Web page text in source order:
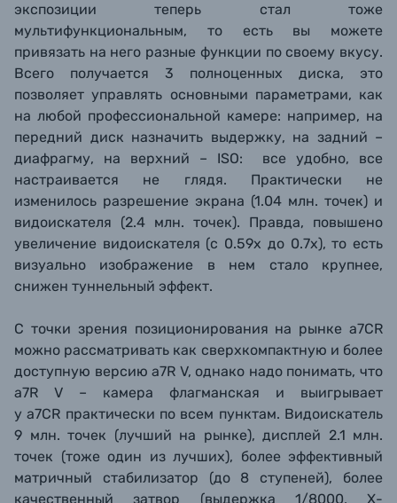
экспозиции теперь стал тоже
мультифункциональным, то есть вы можете
привязать на него разные функции по своему вкусу.
Всего получается 3 полноценных диска, это
позволяет управлять основными параметрами, как
на любой профессиональной камере: например, на
передний диск назначить выдержку, на задний –
диафрагму, на верхний – ISO: все удобно, все
настраивается не глядя. Практически не
изменилось разрешение экрана (1.04 млн. точек) и
видоискателя (2.4 млн. точек). Правда, повышено
увеличение видоискателя (с 0.59х до 0.7х), то есть
визуально изображение в нем стало крупнее,
снижен туннельный эффект.
С точки зрения позиционирования на рынке a7CR
можно рассматривать как сверхкомпактную и более
доступную версиюa7R V, однако надо понимать, что
a7R V – камера флагманская и выигрывает
уa7CR практически по всем пунктам. Видоискатель
9 млн. точек (лучший на рынке), дисплей 2.1 млн.
точек (тоже один из лучших), более эффективный
матричный стабилизатор (до 8 ступеней), более
качественный затвор (выдержка 1/8000, Х-